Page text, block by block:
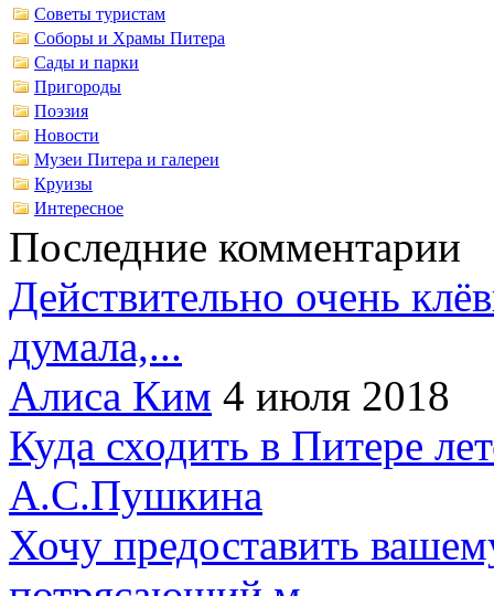
Советы туристам
Соборы и Храмы Питера
Сады и парки
Пригороды
Поэзия
Новости
Музеи Питера и галереи
Круизы
Интересное
Последние комментарии
Действительно очень
думала,...
Алиса Ким 4 июля 2018
Куда сходить в Питере
А.С.Пушкина
Хочу предоставить